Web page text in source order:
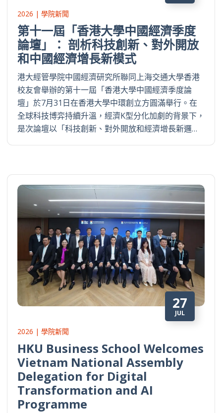
2026 | 學院新聞
第十一屆「香港大學中國經濟季度
論壇」： 剖析科技創新、對外開放
和中國經濟增長新模式
港大經管學院中國經濟研究所聯同上海交通大學香港
校友會舉辦的第十一屆「香港大學中國經濟季度論
壇」於7月31日在香港大學中環創立方圓滿舉行。在
全球科技博弈持續升溫，經濟K型分化加劇的背景下，
是次論壇以「科技創新、對外開放和經濟增長新邏…
27
JUL
2026 | 學院新聞
HKU Business School Welcomes
Vietnam National Assembly
Delegation for Digital
Transformation and AI
Programme